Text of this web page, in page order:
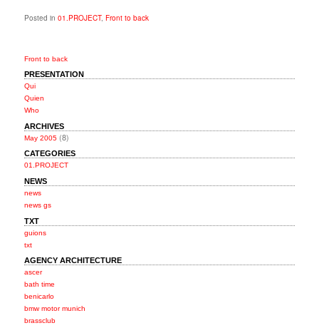
Posted in 01.PROJECT,Front to back
Front to back
PRESENTATION
Qui
Quien
Who
ARCHIVES
May 2005 (8)
CATEGORIES
01.PROJECT
NEWS
news
news gs
TXT
guions
txt
AGENCY ARCHITECTURE
ascer
bath time
benicarlo
bmw motor munich
brassclub